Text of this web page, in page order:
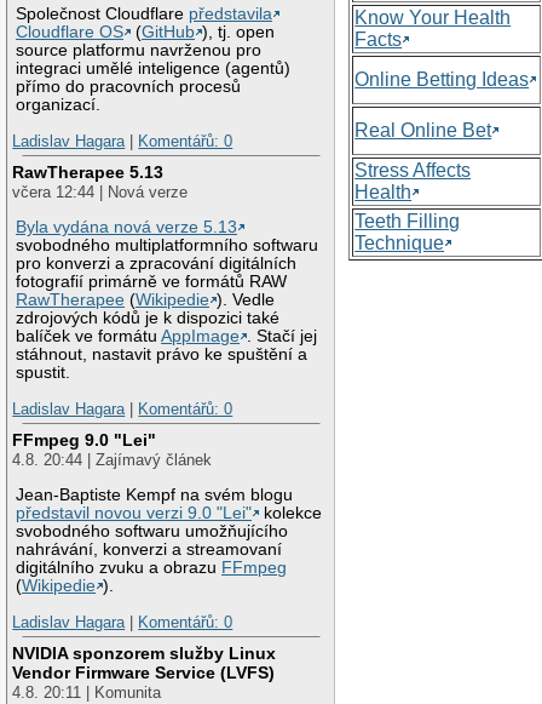
Společnost Cloudflare představila
Cloudflare OS
(GitHub ), tj. open
source platformu navrženou pro
integraci umělé inteligence (agentů)
přímo do pracovních procesů
organizací.
Ladislav Hagara
Komentářů: 0
RawTherapee 5.13
včera 12:44 | Nová verze
Byla vydána nová verze 5.13
svobodného multiplatformního softwaru
pro konverzi a zpracování digitálních
fotografií primárně ve formátů RAW
RawTherapee (Wikipedie ). Vedle
zdrojových kódů je k dispozici také
balíček ve formátuAppImage . Stačí jej
stáhnout, nastavit právo ke spuštění a
spustit.
Ladislav Hagara
Komentářů: 0
FFmpeg 9.0 "Lei"
4.8. 20:44 | Zajímavý článek
Jean-Baptiste Kempf na svém blogu
představil novou verzi 9.0 "Lei"
kolekce
svobodného softwaru umožňujícího
nahrávání, konverzi a streamovaní
digitálního zvuku a obrazu FFmpeg
(Wikipedie ).
Ladislav Hagara
Komentářů: 0
NVIDIA sponzorem služby Linux
Vendor Firmware Service (LVFS)
4.8. 20:11 | Komunita
Know Your Health
Facts
Online Betting Ideas
Real Online Bet
Stress Affects
Health
Teeth Filling
Technique